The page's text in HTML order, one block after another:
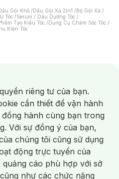
Gội Khô /Dầu Gội Xả 2in1 /Bộ Gội Xả /
Tóc /Serum / Dầu Dưỡng Tóc /
Tạo Kiểu Tóc /Dụng Cụ Chăm Sóc Tóc /
Kiện Tóc
/Mặt Nạ Xông Hơi /Nước Rửa Tay/
Răng /Bàn Chải Điện/
Tăm Nước/ Nước Súc Miệng/
Dịch Vệ Sinh/Dưỡng Vùng Kín/
/Tampon/Bọt Cạo Râu /Dao Cạo Râu/
Nước/ Da Lão Hóa/ Da Mụn/
Thâm / Nám / Tàn Nhang
Cơ Địa
Cụ / Máy Rửa Mặt Máy Chăm Sóc Da
riêng tư của bạn.
cần thiết để vận hành
hành cùng bạn trong
Với sự đồng ý của bạn,
chúng tôi cũng sử dụng
động trực tuyến của
cáo phù hợp với sở
như các chức năng